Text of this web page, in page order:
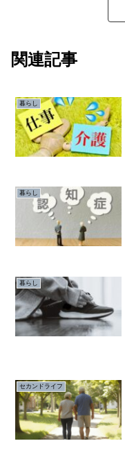
関連記事
暮らし
暮らし
暮らし
セカンドライフ